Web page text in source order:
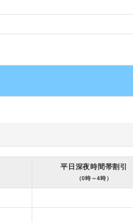
平日深夜時間帯割引
（0時～4時）